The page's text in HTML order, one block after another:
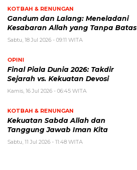
KOTBAH & RENUNGAN
Gandum dan Lalang: Meneladani
Kesabaran Allah yang Tanpa Batas
Sabtu, 18 Jul 2026 - 09:11 WITA
OPINI
Final Piala Dunia 2026: Takdir
Sejarah vs. Kekuatan Devosi
Kamis, 16 Jul 2026 - 06:45 WITA
KOTBAH & RENUNGAN
Kekuatan Sabda Allah dan
Tanggung Jawab Iman Kita
Sabtu, 11 Jul 2026 - 11:48 WITA